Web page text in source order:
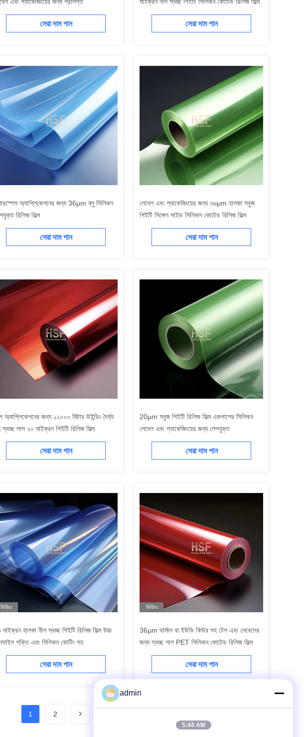
সেরা দাম পান সেরা দাম পান
অ্যাপ্লিকেশনের জন্য 36μm ব্লু সিলিকন
রিলিজ ফিল্ম
সেরা দাম পান
লেবেল এবং প্যাকেজিংয়ের জন্য ৩৬μm হালকা সবুজ
পিইটি সিঙ্গেল সাইড সিলিকন কোটেড রিলিজ ফিল্ম
সেরা দাম পান
অ্যাপ্লিকেশনের জন্য ১২০০০ মিটার উইন্ডিং দৈর্ঘ্য
স্বচ্ছ লাল ২০ মাইক্রন পিইটি রিলিজ ফিল্ম
সেরা দাম পান
20μm সবুজ পিইটি রিলিজ ফিল্ম একপাশের সিলিকন
লেবেল এবং প্যাকেজিংয়ের জন্য লেপযুক্ত
সেরা দাম পান
ভিডিও
হালকা নীল স্বচ্ছ পিইটি রিলিজ ফিল্ম উচ্চ
শক্তি এবং সিলিকন কোটিং সহ
সেরা দাম পান
ভিডিও
36μm থার্মাল বা ইউভি কিউর সহ টেপ এবং লেবেলের
জন্য স্বচ্ছ লাল PET সিলিকন কোটেড রিলিজ ফিল্ম
সেরা দাম পান
1 2
admin
5:44 AM